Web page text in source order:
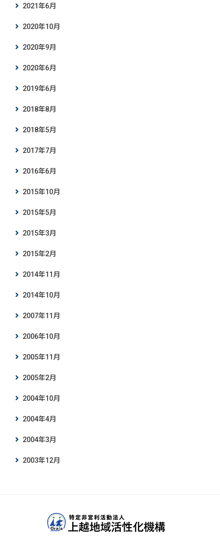
2021年6月
2020年10月
2020年9月
2020年6月
2019年6月
2018年8月
2018年5月
2017年7月
2016年6月
2015年10月
2015年5月
2015年3月
2015年2月
2014年11月
2014年10月
2007年11月
2006年10月
2005年11月
2005年2月
2004年10月
2004年4月
2004年3月
2003年12月